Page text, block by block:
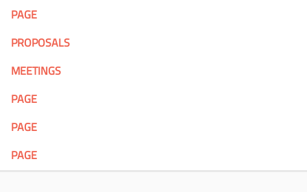
PAGE
PROPOSALS
MEETINGS
PAGE
PAGE
PAGE